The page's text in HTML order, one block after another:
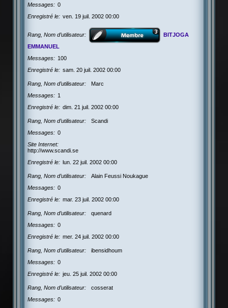
Messages
0
Enregistré le
ven. 19 juil. 2002 00:00
Rang, Nom d’utilisateur
BITJOGA
EMMANUEL
Messages
100
Enregistré le
sam. 20 juil. 2002 00:00
Rang, Nom d’utilisateur
Marc
Messages
1
Enregistré le
dim. 21 juil. 2002 00:00
Rang, Nom d’utilisateur
Scandi
Messages
0
Site Internet
http://www.scandi.se
Enregistré le
lun. 22 juil. 2002 00:00
Rang, Nom d’utilisateur
Alain Feussi Noukague
Messages
0
Enregistré le
mar. 23 juil. 2002 00:00
Rang, Nom d’utilisateur
quenard
Messages
0
Enregistré le
mer. 24 juil. 2002 00:00
Rang, Nom d’utilisateur
ibensidhoum
Messages
0
Enregistré le
jeu. 25 juil. 2002 00:00
Rang, Nom d’utilisateur
cosserat
Messages
0